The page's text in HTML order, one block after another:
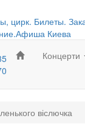
Концерти
віслючка